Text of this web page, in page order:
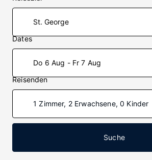
Dates
Do 6 Aug - Fr 7 Aug
Reisenden
1 Zimmer, 2 Erwachsene, 0 Kinder
Suche